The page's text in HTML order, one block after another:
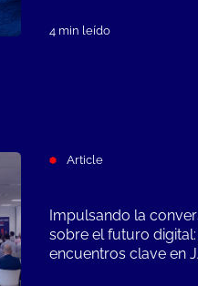
4 min leído
Article
Impulsando la
sobre el futuro
encuentros clave en